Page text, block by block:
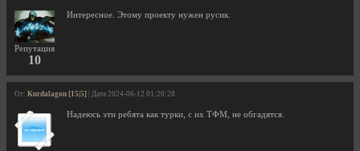
Репутация
10
Интересное. Этому проекту нужен русик.
От: Kurdalagon [15|5] | Дата 2024-06-12 01:20:28
Надеюсь эти ребята как турки, с их ТФМ, не обгадятся.